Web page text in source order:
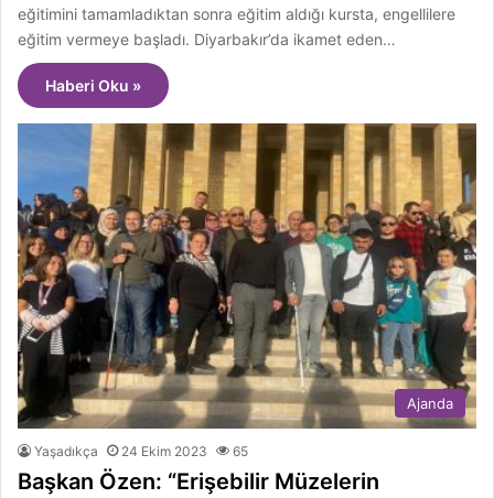
eğitimini tamamladıktan sonra eğitim aldığı kursta, engellilere
eğitim vermeye başladı. Diyarbakır’da ikamet eden…
Haberi Oku »
Ajanda
Yaşadıkça 24 Ekim 2023 65
Başkan Özen: “Erişebilir Müzelerin